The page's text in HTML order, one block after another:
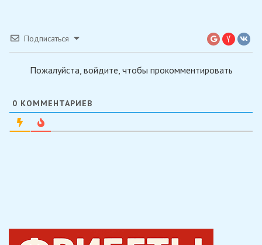
Подписаться
Пожалуйста, войдите, чтобы прокомментировать
0 КОММЕНТАРИЕВ